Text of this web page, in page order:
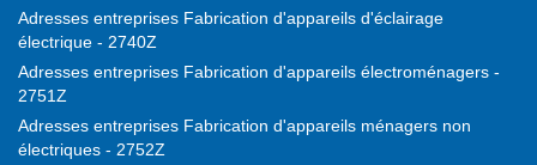
Adresses entreprises Fabrication d'appareils d'éclairage
électrique - 2740Z
Adresses entreprises Fabrication d'appareils électroménagers -
2751Z
Adresses entreprises Fabrication d'appareils ménagers non
électriques - 2752Z